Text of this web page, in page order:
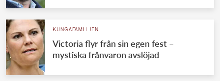
KUNGAFAMILJEN
Victoria flyr från sin egen fest –
mystiska frånvaron avslöjad